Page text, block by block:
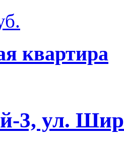
квартира
3, ул.